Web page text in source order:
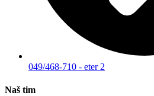
049/468-710 - eter 2
Naš tim